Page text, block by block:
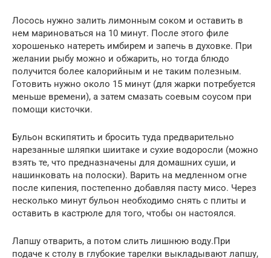
Лосось нужно залить лимонным соком и оставить в
нем мариноваться на 10 минут. После этого филе
хорошенько натереть имбирем и запечь в духовке. При
желании рыбу можно и обжарить, но тогда блюдо
получится более калорийным и не таким полезным.
Готовить нужно около 15 минут (для жарки потребуется
меньше времени), а затем смазать соевым соусом при
помощи кисточки.
Бульон вскипятить и бросить туда предварительно
нарезанные шляпки шиитаке и сухие водоросли (можно
взять те, что предназначены для домашних суши, и
нашинковать на полоски). Варить на медленном огне
после кипения, постепенно добавляя пасту мисо. Через
несколько минут бульон необходимо снять с плиты и
оставить в кастрюле для того, чтобы он настоялся.
Лапшу отварить, а потом слить лишнюю воду.При
подаче к столу в глубокие тарелки выкладывают лапшу,